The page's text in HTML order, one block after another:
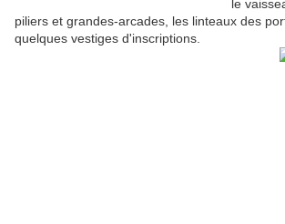
le
piliers et grandes-arcades, les linteaux des
quelques vestiges d'inscriptions.